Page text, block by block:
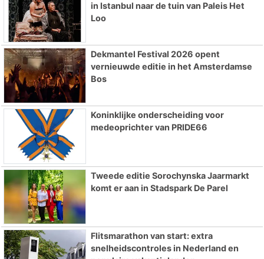
in Istanbul naar de tuin van Paleis Het
Loo
Dekmantel Festival 2026 opent
vernieuwde editie in het Amsterdamse
Bos
Koninklijke onderscheiding voor
medeoprichter van PRIDE66
Tweede editie Sorochynska Jaarmarkt
komt er aan in Stadspark De Parel
Flitsmarathon van start: extra
snelheidscontroles in Nederland en